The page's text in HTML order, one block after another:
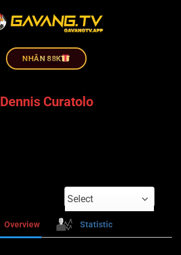
NHÂN 88K
Dennis Curatolo
Select
Overview Statistic